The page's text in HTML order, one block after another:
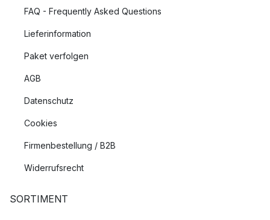
FAQ - Frequently Asked Questions
Lieferinformation
Paket verfolgen
AGB
Datenschutz
Cookies
Firmenbestellung / B2B
Widerrufsrecht
SORTIMENT